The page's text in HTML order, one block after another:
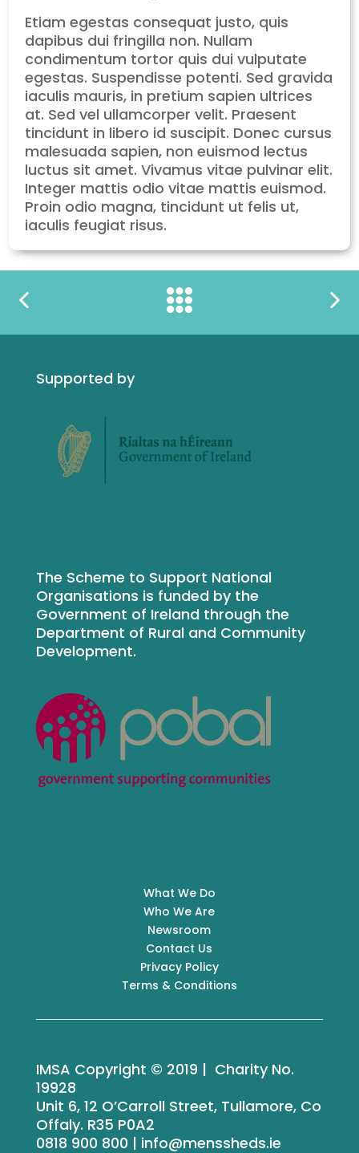
Etiam egestas consequat justo, quis
dapibus dui fringilla non. Nullam
condimentum tortor quis dui vulputate
egestas. Suspendisse potenti. Sed gravida
iaculis mauris, in pretium sapien ultrices
at. Sed vel ullamcorper velit. Praesent
tincidunt in libero id suscipit. Donec cursus
malesuada sapien, non euismod lectus
luctus sit amet. Vivamus vitae pulvinar elit.
Integer mattis odio vitae mattis euismod.
Proin odio magna, tincidunt ut felis ut,
iaculis feugiat risus.
Supported by
The Scheme to Support National
Organisations is funded by the
Government of Ireland through the
Department of Rural and Community
Development.
What We Do
Who We Are
Newsroom
Contact Us
Privacy Policy
Terms & Conditions
IMSA Copyright © 2019 | Charity No.
19928
Unit 6, 12 O’Carroll Street, Tullamore, Co
Offaly. R35 P0A2
0818 900 800 | info@menssheds.ie